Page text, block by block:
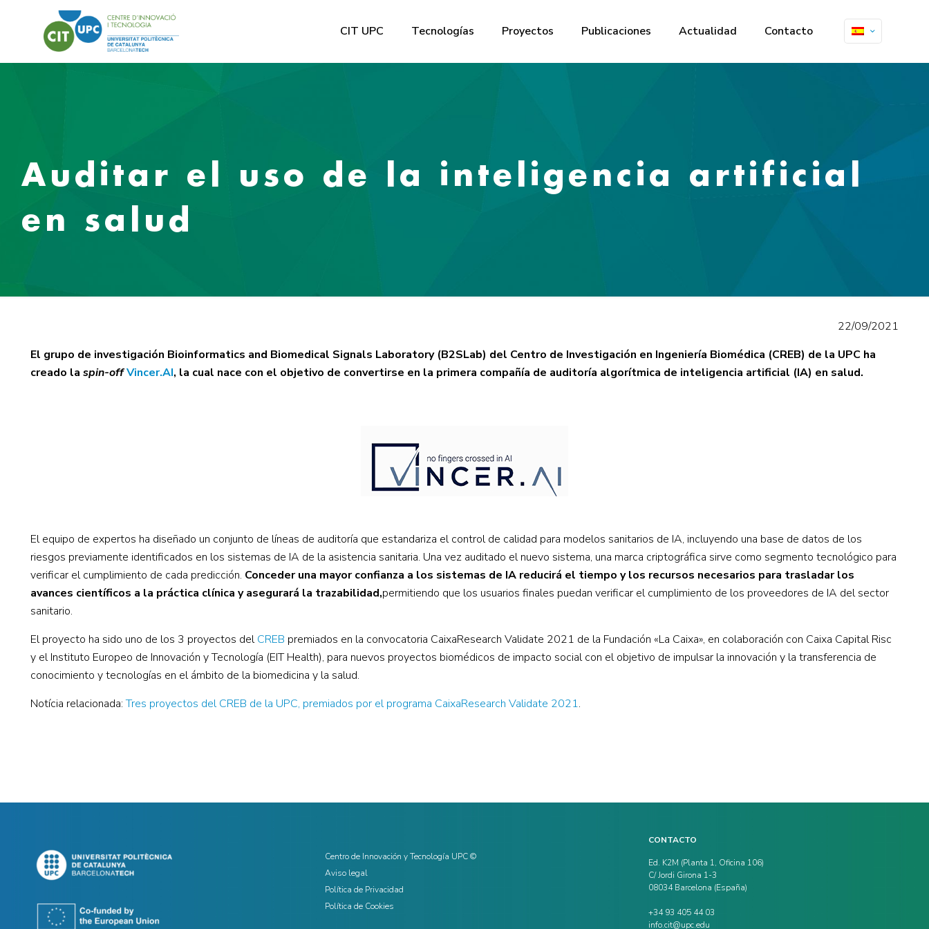
CIT UPC Tecnologías Proyectos Publicaciones Actualidad Contacto
Auditar el uso de la inteligencia artificial
en salud
22/09/2021
El grupo de investigación Bioinformatics and Biomedical Signals Laboratory (B2SLab) del Centro de Investigación en Ingeniería Biomédica (CREB) de la UPC ha
creado la spin-offVincer.AI, la cual nace con el objetivo de convertirse en la primera compañía de auditoría algorítmica de inteligencia artificial (IA) en salud.
El equipo de expertos ha diseñado un conjunto de líneas de auditoría que estandariza el control de calidad para modelos sanitarios de IA, incluyendo una base de datos de los
riesgos previamente identificados en los sistemas de IA de la asistencia sanitaria. Una vez auditado el nuevo sistema, una marca criptográfica sirve como segmento tecnológico para
verificar el cumplimiento de cada predicción. Conceder una mayor confianza a los sistemas de IA reducirá el tiempo y los recursos necesarios para trasladar los
avances científicos a la práctica clínica y asegurará la trazabilidad,permitiendo que los usuarios finales puedan verificar el cumplimiento de los proveedores de IA del sector
sanitario.
El proyecto ha sido uno de los 3 proyectos delCREB premiados en la convocatoria CaixaResearch Validate 2021 de la Fundación «La Caixa», en colaboración con Caixa Capital Risc
y el Instituto Europeo de Innovación y Tecnología (EIT Health), para nuevos proyectos biomédicos de impacto social con el objetivo de impulsar la innovación y la transferencia de
conocimiento y tecnologías en el ámbito de la biomedicina y la salud.
Notícia relacionada:Tres proyectos del CREB de la UPC, premiados por el programa CaixaResearch Validate 2021.
Centro de Innovación y Tecnología UPC ©
Aviso legal
Política de Privacidad
Política de Cookies
CONTACTO
Ed. K2M (Planta 1, Oficina 106)
C/ Jordi Girona 1-3
08034 Barcelona (España)
+34 93 405 44 03
info.cit@upc.edu